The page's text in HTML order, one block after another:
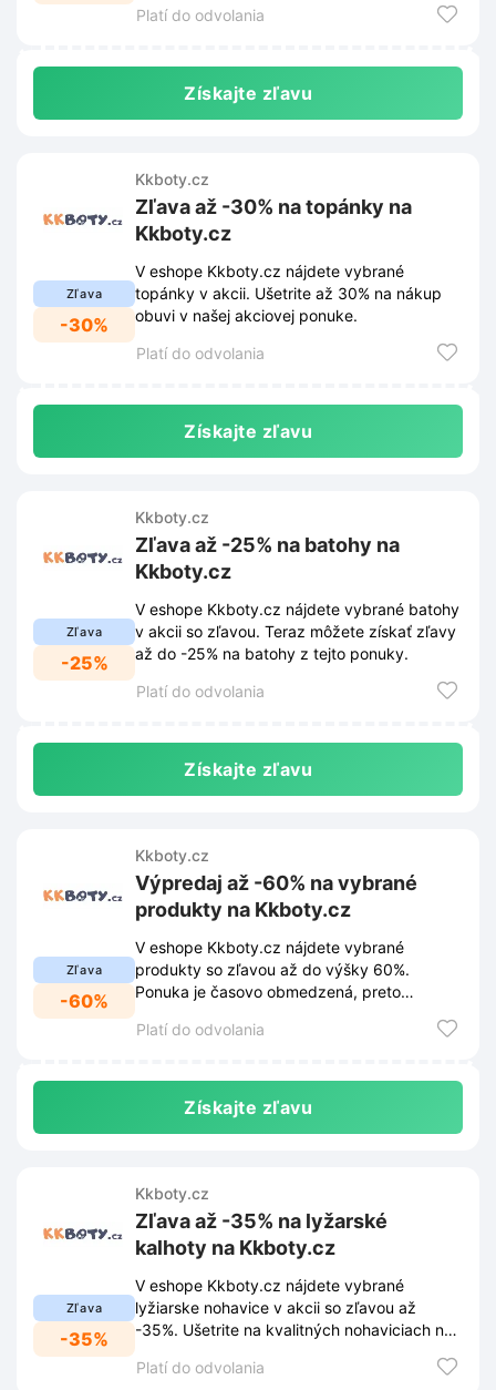
Platí do odvolania
Získajte zľavu
Zľava
-30%
Kkboty.cz
Zľava až -30% na topánky na
Kkboty.cz
V eshope Kkboty.cz nájdete vybrané
topánky v akcii. Ušetrite až 30% na nákup
obuvi v našej akciovej ponuke.
Platí do odvolania
Získajte zľavu
Zľava
-25%
Kkboty.cz
Zľava až -25% na batohy na
Kkboty.cz
V eshope Kkboty.cz nájdete vybrané batohy
v akcii so zľavou. Teraz môžete získať zľavy
až do -25% na batohy z tejto ponuky.
Platí do odvolania
Získajte zľavu
Zľava
-60%
Kkboty.cz
Výpredaj až -60% na vybrané
produkty na Kkboty.cz
V eshope Kkboty.cz nájdete vybrané
produkty so zľavou až do výšky 60%.
Ponuka je časovo obmedzená, preto
výhodné ceny.
Platí do odvolania
Získajte zľavu
Zľava
-35%
Kkboty.cz
Zľava až -35% na lyžarské
kalhoty na Kkboty.cz
V eshope Kkboty.cz nájdete vybrané
lyžiarske nohavice v akcii so zľavou až
-35%. Ušetrite na kvalitných nohaviciach na
Platí do odvolania